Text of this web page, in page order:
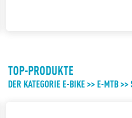
TOP-PRODUKTE
DER KATEGORIE E-BIKE >> E-MTB >>